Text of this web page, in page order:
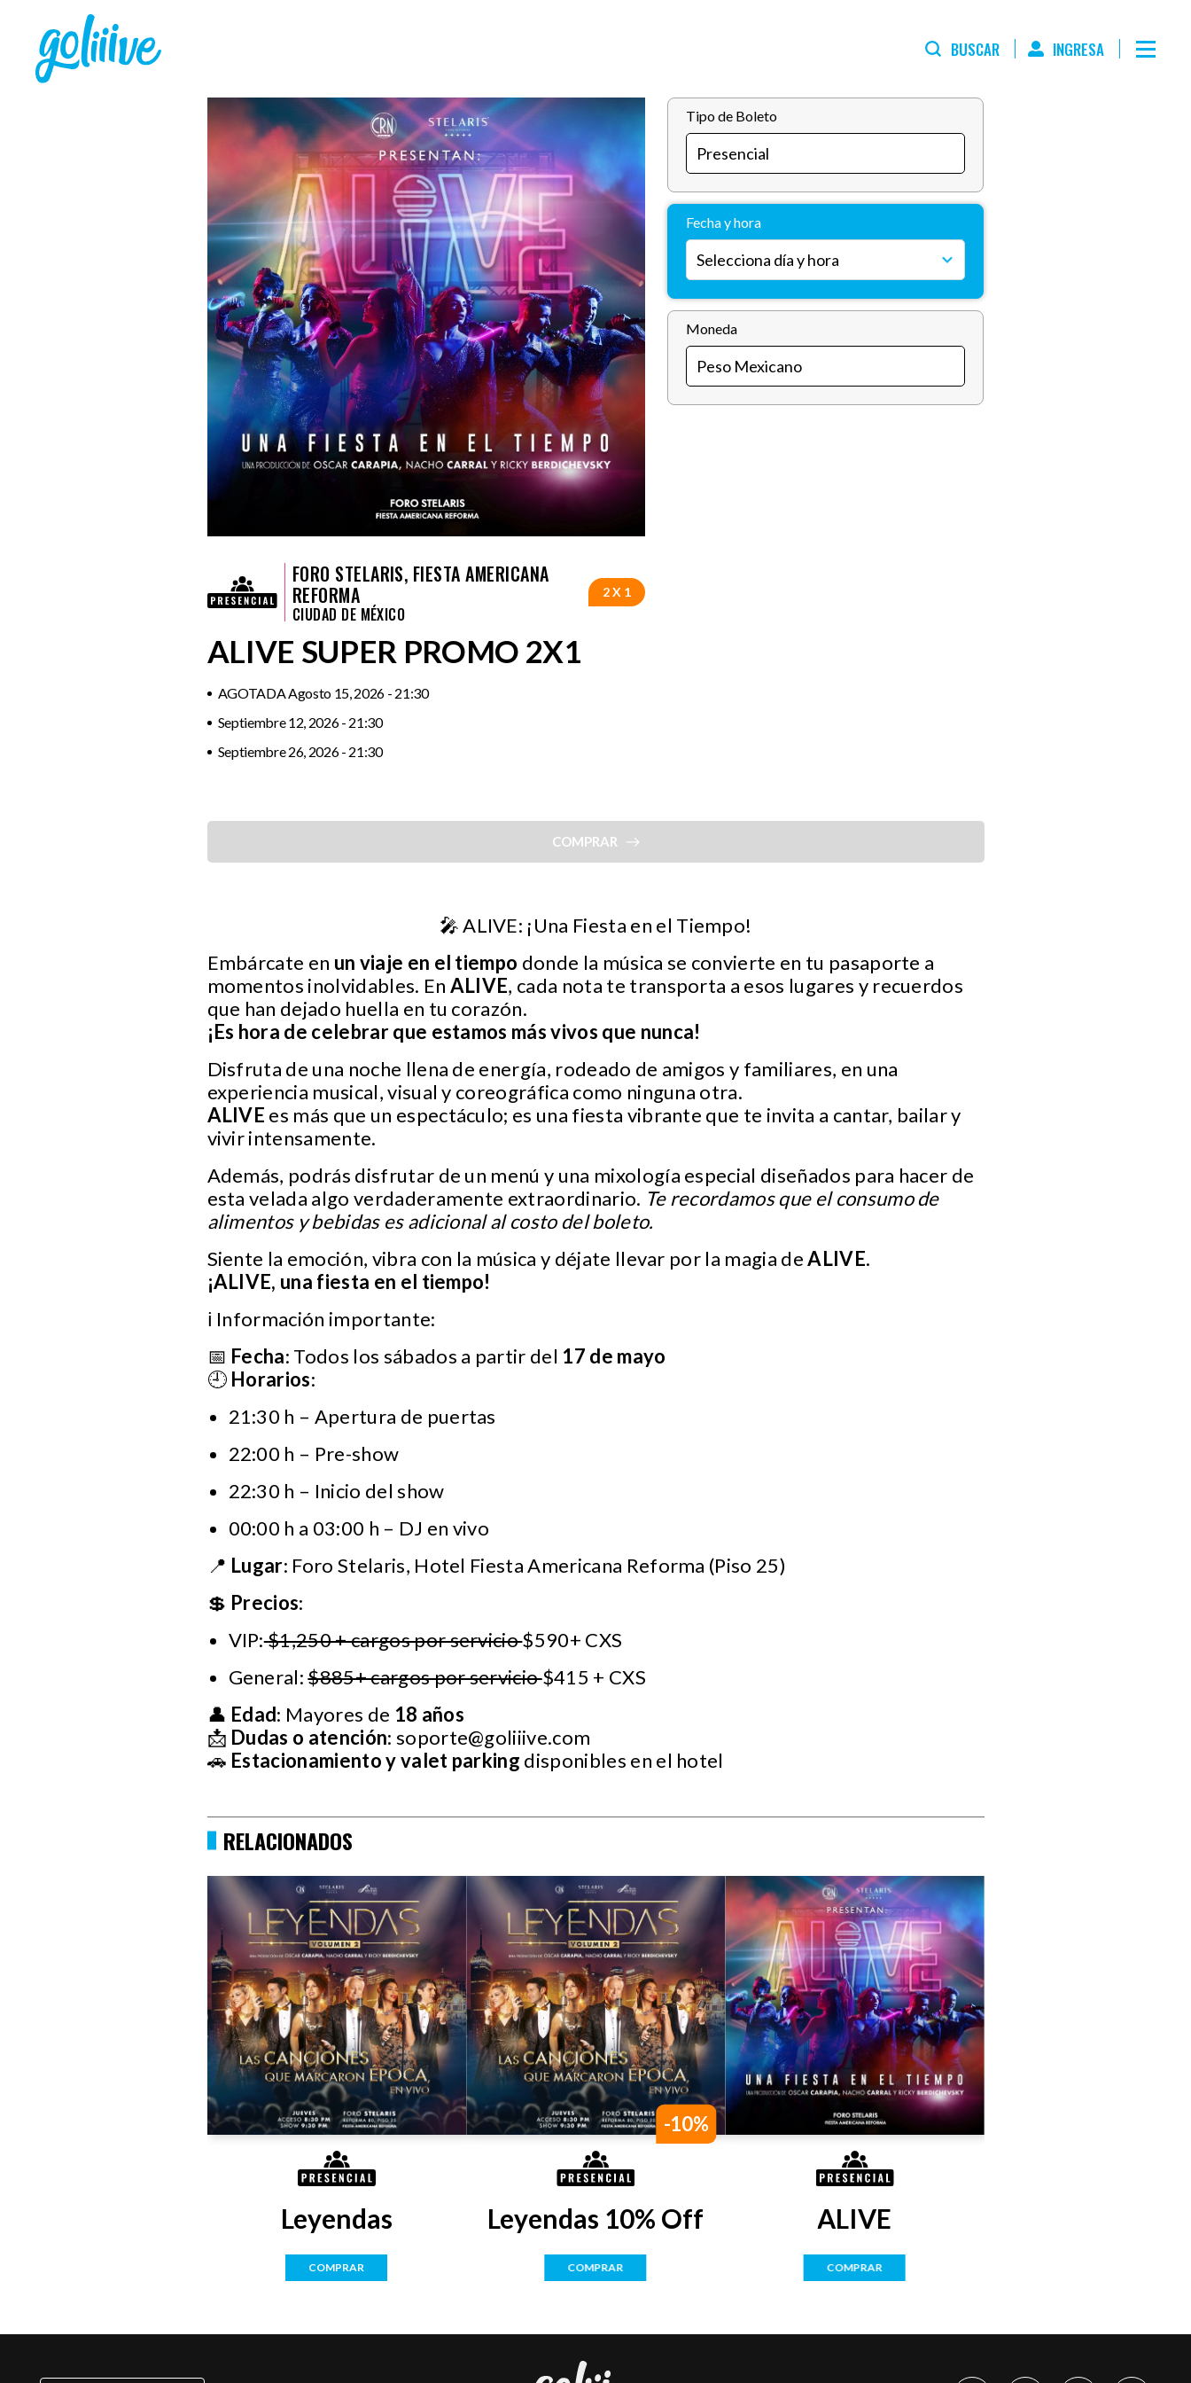
BUSCAR INGRESA
FORO STELARIS, FIESTA AMERICANA
REFORMA
CIUDAD DE MÉXICO
2 X 1
ALIVE SUPER PROMO 2X1
AGOTADA Agosto 15, 2026 - 21:30
Septiembre 12, 2026 - 21:30
Septiembre 26, 2026 - 21:30
Tipo de Boleto
Fecha y hora
Moneda
COMPRAR
🎤 ALIVE: ¡Una Fiesta en el Tiempo!
Embárcate en un viaje en el tiempo donde la música se convierte en tu pasaporte a
momentos inolvidables. En ALIVE, cada nota te transporta a esos lugares y recuerdos
que han dejado huella en tu corazón.
¡Es hora de celebrar que estamos más vivos que nunca!
Disfruta de una noche llena de energía, rodeado de amigos y familiares, en una
experiencia musical, visual y coreográfica como ninguna otra.
ALIVE es más que un espectáculo; es una fiesta vibrante que te invita a cantar, bailar y
vivir intensamente.
Además, podrás disfrutar de un menú y una mixología especial diseñados para hacer de
esta velada algo verdaderamente extraordinario. Te recordamos que el consumo de
alimentos y bebidas es adicional al costo del boleto.
Siente la emoción, vibra con la música y déjate llevar por la magia deALIVE.
¡ALIVE, una fiesta en el tiempo!
ℹ️ Información importante:
📅 Fecha: Todos los sábados a partir del 17 de mayo
🕘 Horarios:
21:30 h – Apertura de puertas
22:00 h – Pre-show
22:30 h – Inicio del show
00:00 h a 03:00 h – DJ en vivo
📍 Lugar: Foro Stelaris, Hotel Fiesta Americana Reforma (Piso 25)
💲 Precios:
VIP:$1,250 + cargos por servicio$590+ CXS
General:$885+ cargos por servicio$415 + CXS
👤 Edad: Mayores de 18 años
📩 Dudas o atención: soporte@goliiive.com
🚗 Estacionamiento y valet parking disponibles en el hotel
RELACIONADOS
Leyendas
COMPRAR
-10%
Leyendas 10% Off
COMPRAR
ALIVE
COMPRAR